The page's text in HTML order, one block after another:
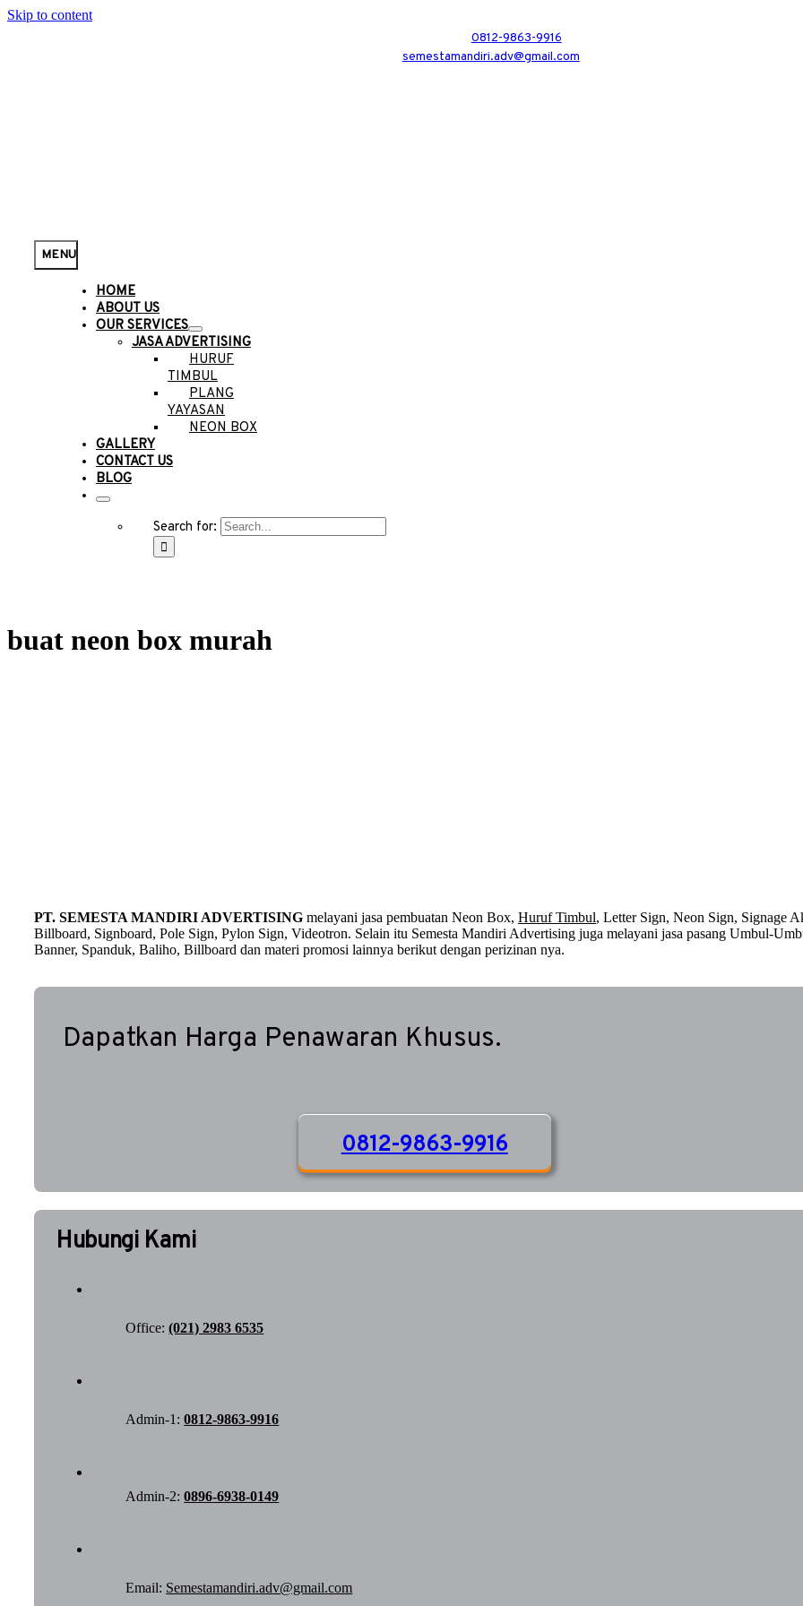
Skip to content
0812-9863-9916
semestamandiri.adv@gmail.com
MENU
HOME
ABOUT US
OUR SERVICES
JASA ADVERTISING
HURUF
TIMBUL
PLANG
YAYASAN
NEON BOX
GALLERY
CONTACT US
BLOG
Search for:
buat neon box murah
PT. SEMESTA MANDIRI ADVERTISINGmelayani jasa pembuatan Neon Box, Huruf Timbul, Letter Sign, Neon Sign, Signage
Billboard, Signboard, Pole Sign, Pylon Sign, Videotron. Selain itu Semesta Mandiri Advertising juga melayani jasa pasang Umbul-
Banner, Spanduk, Baliho, Billboard dan materi promosi lainnya berikut dengan perizinan nya.
Dapatkan Harga Penawaran Khusus.
0812-9863-9916
Hubungi Kami
Office:(021) 2983 6535
Admin-1:0812-9863-9916
Admin-2:0896-6938-0149
Email: Semestamandiri.adv@gmail.com